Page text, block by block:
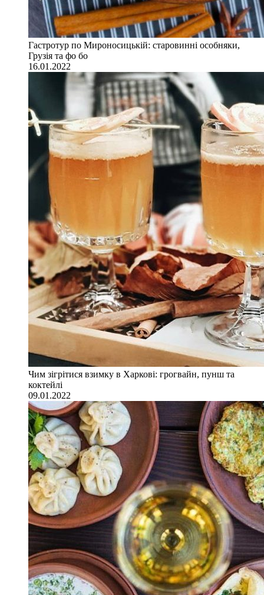
Гастротур по Мироносицькій: старовинні особняки,
Грузія та фо бо
16.01.2022
Чим зігрітися взимку в Харкові: грогвайн, пунш та
коктейлі
09.01.2022